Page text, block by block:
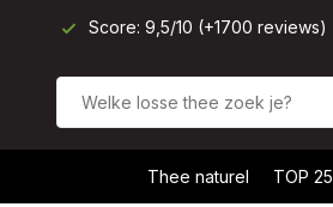
Score: 9,5/10 (+1700 reviews)
Thee naturel TOP 25